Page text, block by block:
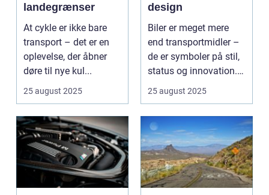
landegrænser
At cykle er ikke bare
transport – det er en
oplevelse, der åbner
døre til nye kul...
25 august 2025
design
Biler er meget mere
end transportmidler –
de er symboler på stil,
status og innovation.
...
25 august 2025